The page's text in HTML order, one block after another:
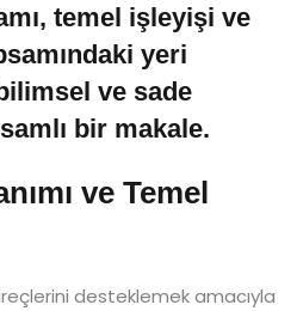
temel işleyişi ve
yeri
ve sade
bir makale.
ve Temel
desteklemek amacıyla